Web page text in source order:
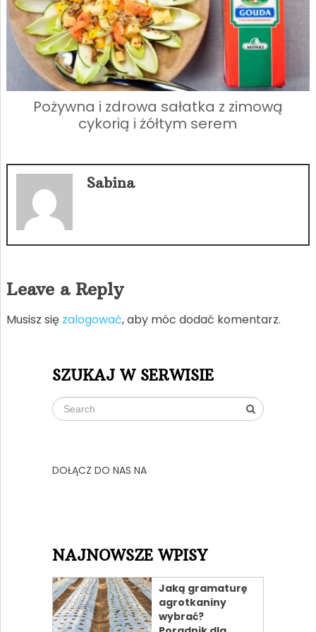
Pożywna i zdrowa sałatka z zimową
cykorią i żółtym serem
Sabina
Leave a Reply
Musisz się zalogować, aby móc dodać komentarz.
SZUKAJ W SERWISIE
DOŁĄCZ DO NAS NA
NAJNOWSZE WPISY
Jaką gramaturę
agrotkaniny
wybrać?